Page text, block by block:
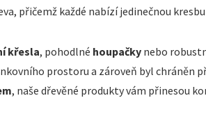
přičemž každé nabízí jedinečnou
křesla, pohodlné houpačky nebo
prostoru a zároveň byl chráněn
, naše dřevěné produkty vám přinesou